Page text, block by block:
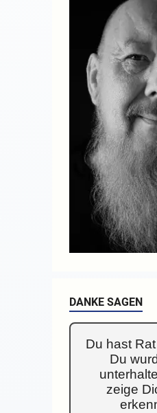
DANKE SAGEN
Du hast
Du
zeige